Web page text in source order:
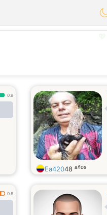
0.9
Ea42048 años
0.6